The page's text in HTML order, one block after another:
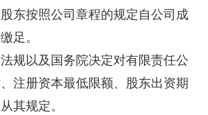
东按照公司章程的规定自公司成
足。
以及国务院决定对有限责任公
注册资本最低限额、股东出资期
其规定。